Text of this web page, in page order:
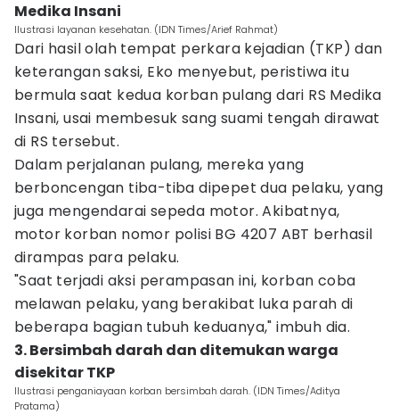
Medika Insani
Ilustrasi layanan kesehatan. (IDN Times/Arief Rahmat)
Dari hasil olah tempat perkara kejadian (TKP) dan
keterangan saksi, Eko menyebut, peristiwa itu
bermula saat kedua korban pulang dari RS Medika
Insani, usai membesuk sang suami tengah dirawat
di RS tersebut.
Dalam perjalanan pulang, mereka yang
berboncengan tiba-tiba dipepet dua pelaku, yang
juga mengendarai sepeda motor. Akibatnya,
motor korban nomor polisi BG 4207 ABT berhasil
dirampas para pelaku.
"Saat terjadi aksi perampasan ini, korban coba
melawan pelaku, yang berakibat luka parah di
beberapa bagian tubuh keduanya," imbuh dia.
3. Bersimbah darah dan ditemukan warga
disekitar TKP
Ilustrasi penganiayaan korban bersimbah darah. (IDN Times/Aditya
Pratama)